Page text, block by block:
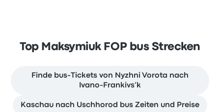
Top Maksymiuk FOP bus Strecken
Finde bus-Tickets von Nyzhni Vorota nach
Ivano-Frankivs’k
Kaschau nach Uschhorod bus Zeiten und Preise